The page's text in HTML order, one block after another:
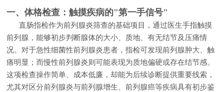
一、体格检查：触摸疾病的"第一手信号"
直肠指检作为前列腺炎筛查的基础项目，通过医生手指触摸
前列腺，能够初步判断腺体的大小、质地、有无结节及压痛情
况。对于急性细菌性前列腺炎患者，指检可发现前列腺肿大、触
痛明显；而慢性前列腺炎则可能表现为质地偏硬或存在结节感。
这项检查操作简单、成本低廉，却能为后续诊断提供重要线索，
尤其对区分前列腺炎与前列腺增生、前列腺癌等疾病具有初步鉴